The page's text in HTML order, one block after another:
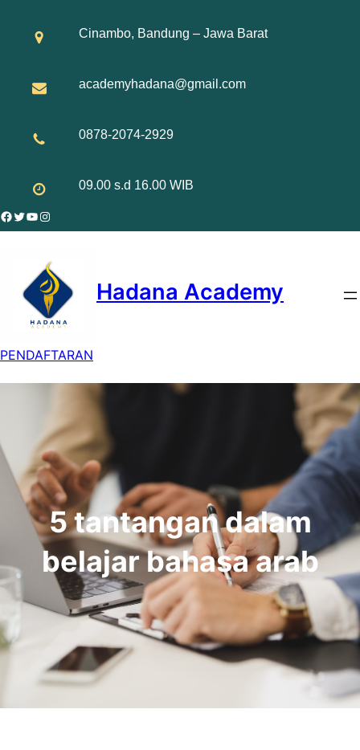
Cinambo, Bandung – Jawa Barat
academyhadana@gmail.com
0878-2074-2929
09.00 s.d 16.00 WIB
Facebook
Twitter
YouTube
Instagram
Hadana Academy
PENDAFTARAN
5 tantangan dalam
belajar bahasa arab